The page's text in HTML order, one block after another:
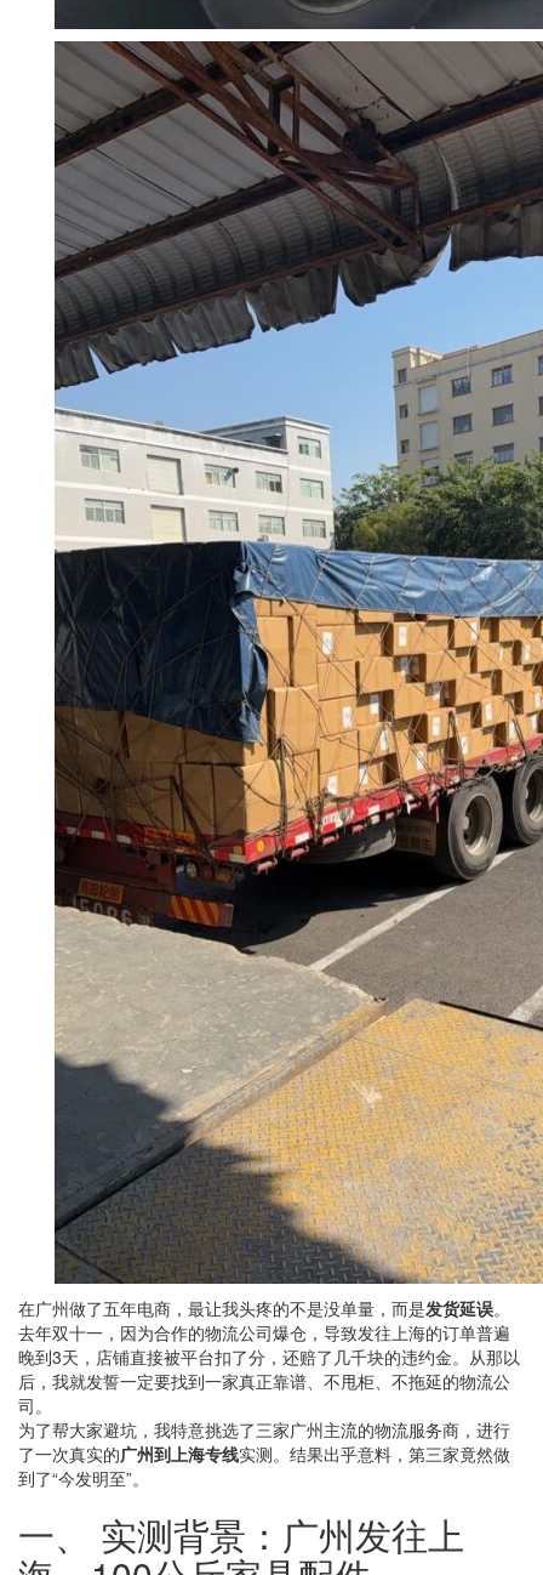
在广州做了五年电商，最让我头疼的不是没单量，而是发货延误。
去年双十一，因为合作的物流公司爆仓，导致发往上海的订单普遍
晚到3天，店铺直接被平台扣了分，还赔了几千块的违约金。从那以
后，我就发誓一定要找到一家真正靠谱、不甩柜、不拖延的物流公
司。
为了帮大家避坑，我特意挑选了三家广州主流的物流服务商，进行
了一次真实的广州到上海专线实测。结果出乎意料，第三家竟然做
到了“今发明至”。
一、 实测背景：广州发往上